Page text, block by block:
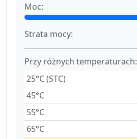
Moc:
Strata mocy:
Przy różnych temperaturach:
25°C (STC)
45°C
55°C
65°C